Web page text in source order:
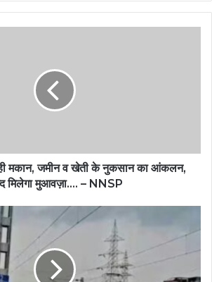
मकान, जमीन व खेती के नुकसान का आंकलन,
मिलेगा मुआवज़ा…. – NNSP